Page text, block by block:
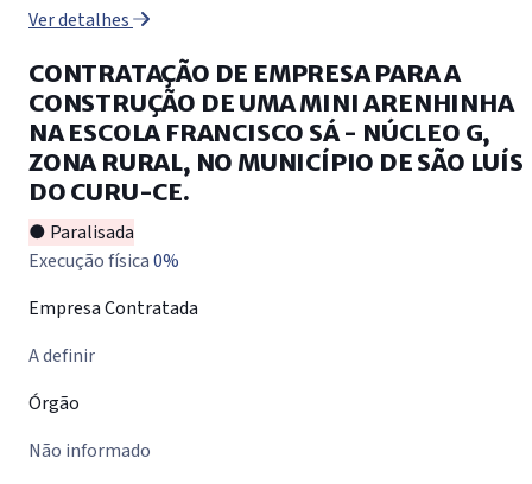
Ver detalhes
CONTRATAÇÃO DE EMPRESA PARA A
CONSTRUÇÃO DE UMA MINI ARENHINHA
NA ESCOLA FRANCISCO SÁ - NÚCLEO G,
ZONA RURAL, NO MUNICÍPIO DE SÃO LUÍS
DO CURU-CE.
● Paralisada
Execução física0%
Empresa Contratada
A definir
Órgão
Não informado